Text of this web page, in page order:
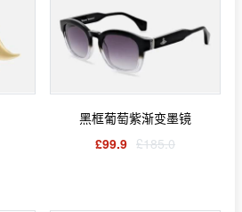
黑框葡萄紫渐变墨镜
£99.9 £185.0